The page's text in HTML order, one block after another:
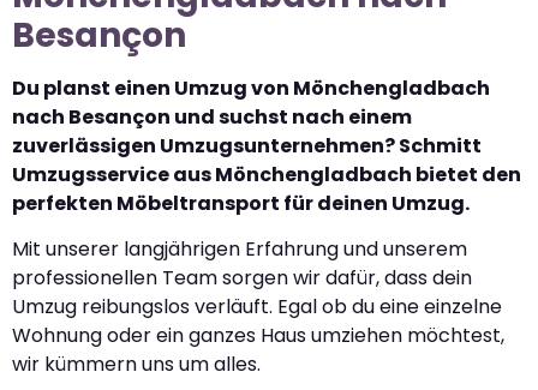
Besançon
Du planst einen Umzug von Mönchengladbach
nach Besançon und suchst nach einem
zuverlässigen Umzugsunternehmen? Schmitt
Umzugsservice aus Mönchengladbach bietet den
perfekten Möbeltransport für deinen Umzug.
Mit unserer langjährigen Erfahrung und unserem
professionellen Team sorgen wir dafür, dass dein
Umzug reibungslos verläuft. Egal ob du eine einzelne
Wohnung oder ein ganzes Haus umziehen möchtest,
wir kümmern uns um alles.